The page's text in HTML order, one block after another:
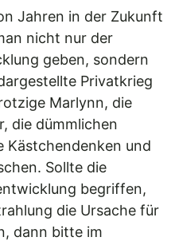
Jahren in der Zukunft
nicht nur der
geben, sondern
Privatkrieg
Marlynn, die
die dümmlichen
Kästchendenken und
Sollte die
begriffen,
die Ursache für
dann bitte im